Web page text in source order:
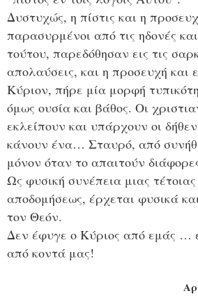
Δυστυχώς, η πίστις και η
παρασυρμένοι από τις ηδονές
τούτου, παρεδόθησαν εις τις
απολαύσεις, και η προσ­ευχή και
Κύριον, πήρε μία μορφή
όμως ουσία και βάθος. Οι
εκλείπουν και υπάρχουν οι
κάνουν ένα… Σταυρό, από
μόνον όταν το απαιτούν
Ως φυσική συνέπεια μιας
αποδομήσεως, έρχεται φυσικά
τον Θεόν.
Δεν έφυγε ο Κύριος από εμάς …
από κοντά μας!